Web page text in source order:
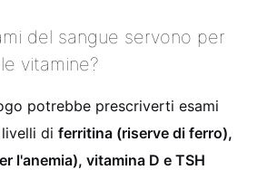
del sangue servono per
vitamine?
potrebbe prescriverti esami
di ferritina (riserve di ferro),
l'anemia), vitamina D e TSH